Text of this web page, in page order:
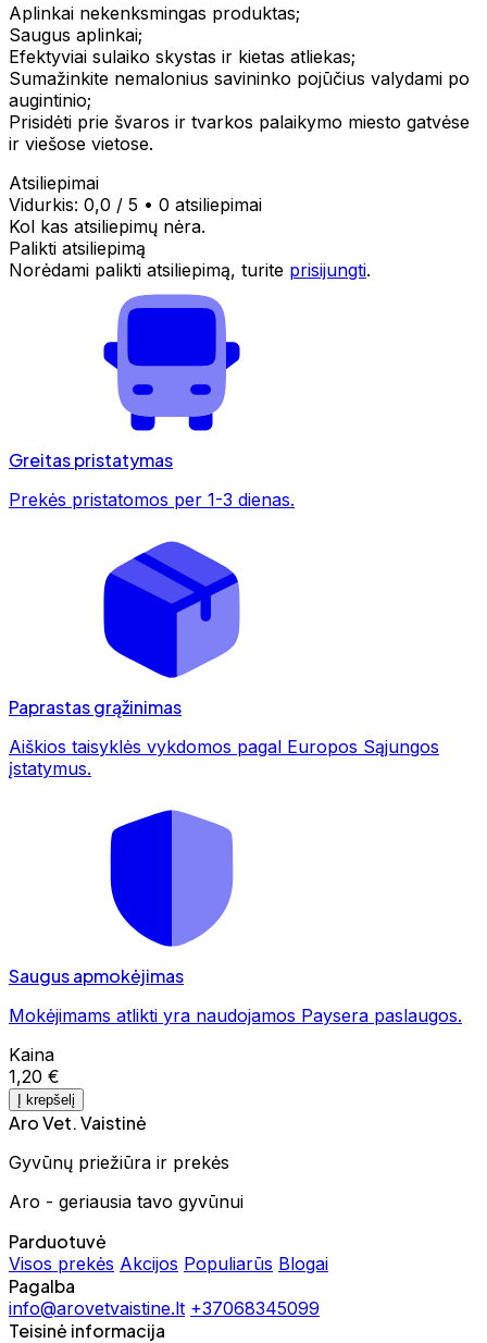
Aplinkai nekenksmingas produktas;
Saugus aplinkai;
Efektyviai sulaiko skystas ir kietas atliekas;
Sumažinkite nemalonius savininko pojūčius valydami po
augintinio;
Prisidėti prie švaros ir tvarkos palaikymo miesto gatvėse
ir viešose vietose.
Atsiliepimai
Vidurkis: 0,0 / 5 • 0 atsiliepimai
Kol kas atsiliepimų nėra.
Palikti atsiliepimą
Norėdami palikti atsiliepimą, turite prisijungti.
Greitas pristatymas
Prekės pristatomos per 1-3 dienas.
Paprastas grąžinimas
Aiškios taisyklės vykdomos pagal Europos Sąjungos
įstatymus.
Saugus apmokėjimas
Mokėjimams atlikti yra naudojamos Paysera paslaugos.
Kaina
1,20 €
Į krepšelį
Aro Vet. Vaistinė
Gyvūnų priežiūra ir prekės
Aro - geriausia tavo gyvūnui
Parduotuvė
Visos prekės Akcijos Populiarūs Blogai
Pagalba
info@arovetvaistine.lt +37068345099
Teisinė informacija